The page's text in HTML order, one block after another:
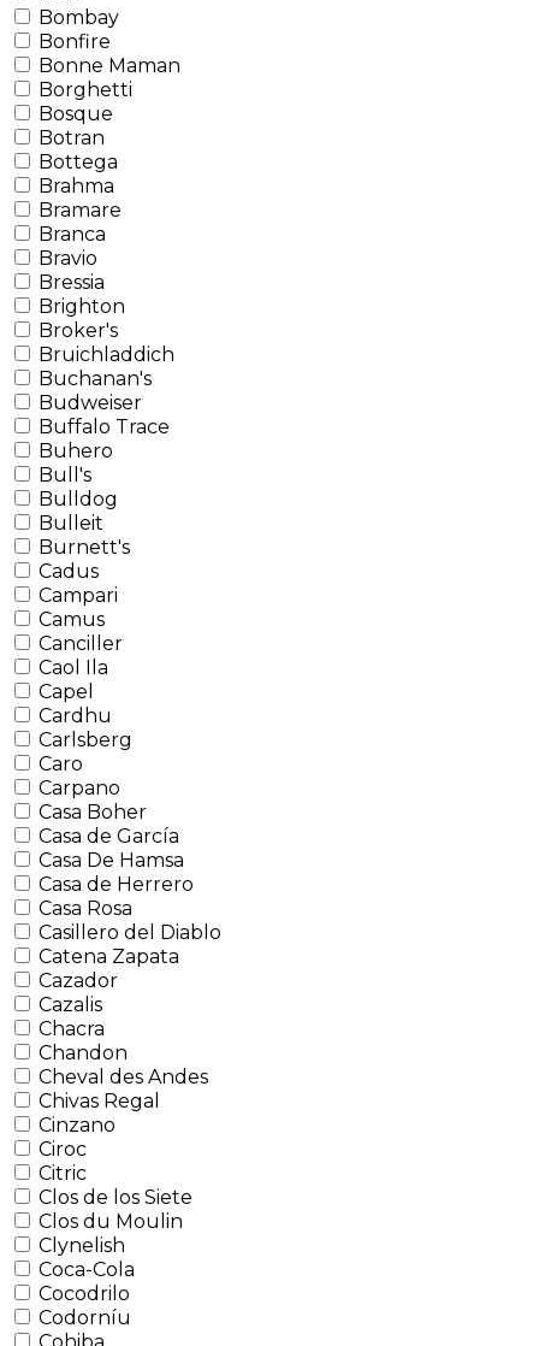
Bombay
Bonfire
Bonne Maman
Borghetti
Bosque
Botran
Bottega
Brahma
Bramare
Branca
Bravio
Bressia
Brighton
Broker's
Bruichladdich
Buchanan's
Budweiser
Buffalo Trace
Buhero
Bull's
Bulldog
Bulleit
Burnett's
Cadus
Campari
Camus
Canciller
Caol Ila
Capel
Cardhu
Carlsberg
Caro
Carpano
Casa Boher
Casa de García
Casa De Hamsa
Casa de Herrero
Casa Rosa
Casillero del Diablo
Catena Zapata
Cazador
Cazalis
Chacra
Chandon
Cheval des Andes
Chivas Regal
Cinzano
Ciroc
Citric
Clos de los Siete
Clos du Moulin
Clynelish
Coca-Cola
Cocodrilo
Codorníu
Cohiba